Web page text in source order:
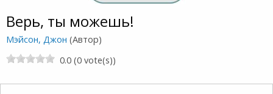
Верь, ты можешь!
Мэйсон, Джон (Автор)
0.0 (0 vote(s))